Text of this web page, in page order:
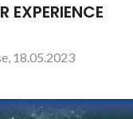
EXPERIENCE
18.05.2023